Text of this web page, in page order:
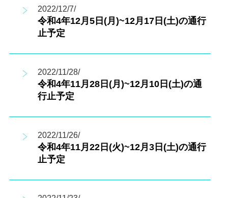
2022/12/7/
令和4年12月5日(月)~12月17日(土)の通行
止予定
2022/11/28/
令和4年11月28日(月)~12月10日(土)の通
行止予定
2022/11/26/
令和4年11月22日(火)~12月3日(土)の通行
止予定